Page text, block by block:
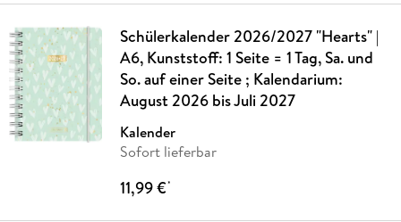
Schülerkalender 2026/2027 "Hearts" |
A6, Kunststoff: 1 Seite = 1 Tag, Sa. und
So. auf einer Seite ; Kalendarium:
August 2026 bis Juli 2027
Kalender
Sofort lieferbar
11,99 €*